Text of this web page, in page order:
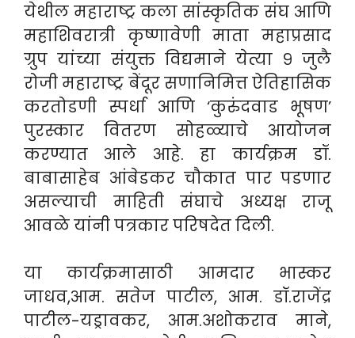
येथील महाराष्ट्र कला सांस्कृतिक संघ आणि
महाशिवरात्री कृष्णावेणी माता महाप्रसाद
ग्रुप यांच्या संयुक्त विद्यमाने येत्या ९ जुलै
रोजी महाराष्ट्र बेंदूर सणानिमित्त ऐतिहासिक
करतोडणी स्पर्धा आणि ‘कुरुंदवाड भूषण’
पुरस्कार वितरण सोहळ्याचे आयोजन
करण्यात आले आहे. हा कार्यक्रम डॉ.
बाबासाहेब आंबेडकर चौकात पार पडणार
असल्याची माहिती संघाचे अध्यक्ष राजू
आवळे यांनी पत्रकार परिषदेत दिली.
या कार्यक्रमासाठी आमदार भास्कर
जाधव,आम. सतेज पाटील, आम. डॉ.राजेंद्र
पाटील-यड्रावकर, आम.अशोकराव माने,